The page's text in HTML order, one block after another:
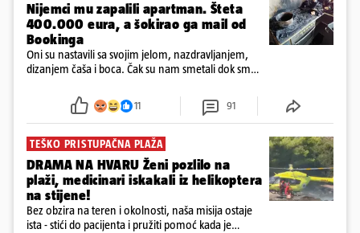
Nijemci mu zapalili apartman. Šteta
400.000 eura, a šokirao ga mail od
Bookinga
Oni su nastavili sa svojim jelom, nazdravljanjem,
dizanjem čaša i boca. Čak su nam smetali dok smo
požar, rekao je vlasnik
11 91
TEŠKO PRISTUPAČNA PLAŽA
DRAMA NA HVARU Ženi pozlilo na
plaži, medicinari iskakali iz helikoptera
na stijene!
Bez obzira na teren i okolnosti, naša misija ostaje
ista - stići do pacijenta i pružiti pomoć kada je